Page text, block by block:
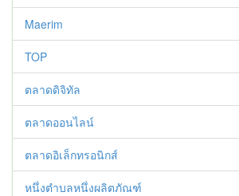
Maerim
TOP
ตลาดดิจิทัล
ตลาดออนไลน์
ตลาดอิเล็กทรอนิกส์
หนึ่งตำบลหนึ่งผลิตภัณฑ์